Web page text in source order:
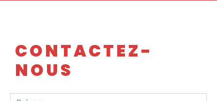
CONTACTEZ-
NOUS